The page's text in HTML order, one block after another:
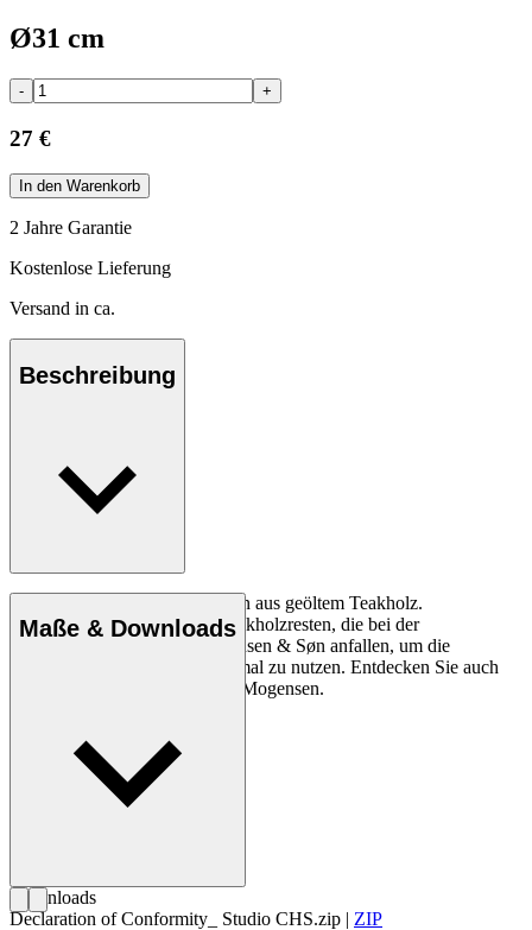
Ø31 cm
- +
27 €
In den Warenkorb
2 Jahre Garantie
Kostenlose Lieferung
Versand in ca.
Beschreibung
Holzteller von Børge Mogensen aus geöltem Teakholz.
Wunderschön gearbeitet aus teakholzresten, die bei der
Möbelproduktion von Carl Hansen & Søn anfallen, um die
wertvolle Ressource Holz optimal zu nutzen. Entdecken Sie auch
die Butterbrettchen von Børge Mogensen.
Maße & Downloads
Downloads
Declaration of Conformity_ Studio CHS.zip | ZIP